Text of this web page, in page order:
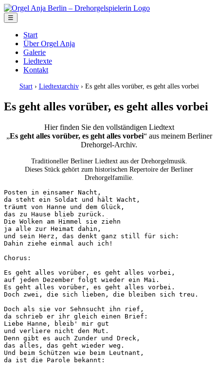
☰
Start
Über Orgel Anja
Galerie
Liedtexte
Kontakt
Start› Liedtextarchiv› Es geht alles vorüber, es geht alles vorbei
Es geht alles vorüber, es geht alles vorbei
Hier finden Sie den vollständigen Liedtext
„Es geht alles vorüber, es geht alles vorbei“ aus meinem Berliner
Drehorgel-Archiv.
Traditioneller Berliner Liedtext aus der Drehorgelmusik.
Dieses Stück gehört zum historischen Repertoire der Berliner
Drehorgelfamilie.
Posten in einsamer Nacht,
da steht ein Soldat und hält Wacht,
träumt von Hanne und dem Glück,
das zu Hause blieb zurück.
Die Wolken am Himmel sie ziehn
ja alle zur Heimat dahin,
und sein Herz, das denkt ganz still für sich:
Dahin ziehe einmal auch ich!
Chorus:
Es geht alles vorüber, es geht alles vorbei,
auf jeden Dezember folgt wieder ein Mai.
Es geht alles vorüber, es geht alles vorbei.
Doch zwei, die sich lieben, die bleiben sich treu.
Doch als sie vor Sehnsucht ihn rief,
da schrieb er ihr gleich einen Brief:
Liebe Hanne, bleib' mir gut
und verliere nicht den Mut.
Denn gibt es auch Zunder und Dreck,
das alles, das geht wieder weg.
Und beim Schützen wie beim Leutnant,
da ist die Parole bekannt: